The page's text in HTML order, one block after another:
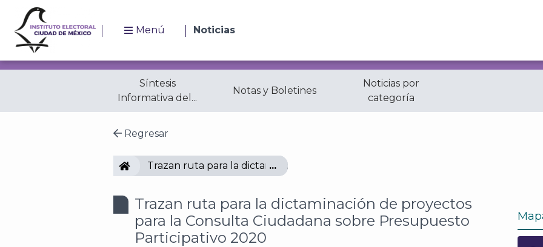
Menú Noticias
Síntesis
Informativa del...
Notas y Boletines
Noticias por
categoría
Regresar
IECMTrazan ruta para la dictaminación de proyectos para la Consulta Ciudadana
Trazan ruta para la dictaminación de proyectos
para la Consulta Ciudadana sobre Presupuesto
Participativo 2020